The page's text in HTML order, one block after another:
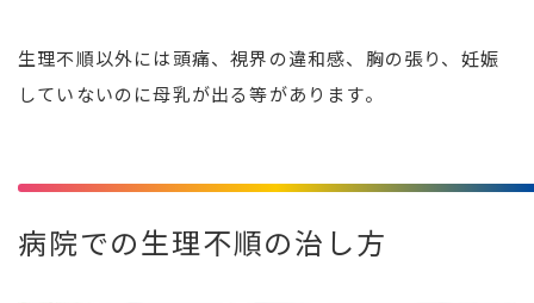
生理不順以外には頭痛、視界の違和感、胸の張り、妊娠
していないのに母乳が出る等があります。
病院での生理不順の治し方